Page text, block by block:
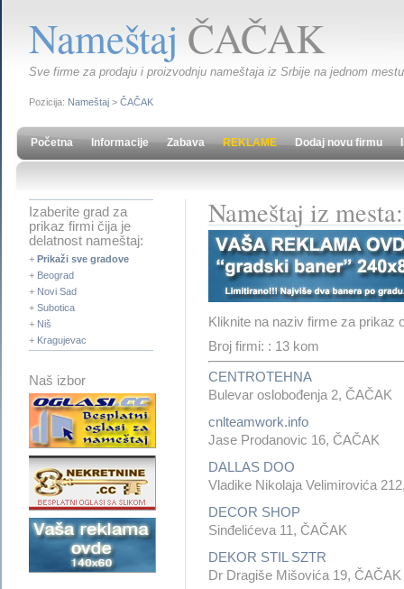
Nameštaj ČAČAK
Sve firme za prodaju i proizvodnju nameštaja iz Srbije na jednom
Pozicija: Nameštaj > ČAČAK
Početna Informacije Zabava REKLAME Dodaj novu firmu
Izaberite grad za
prikaz firmi čija je
delatnost nameštaj:
+ Prikaži sve gradove
+ Beograd
+ Novi Sad
+ Subotica
+ Niš
+ Kragujevac
Naš izbor
Nameštaj iz
Kliknite na naziv firme za prikaz
Broj firmi: : 13 kom
CENTROTEHNA
Bulevar oslobođenja 2, ČAČAK
cnlteamwork.info
Jase Prodanovic 16, ČAČAK
DALLAS DOO
Vladike Nikolaja Velimirovića
DECOR SHOP
Sinđelićeva 11, ČAČAK
DEKOR STIL SZTR
Dr Dragiše Mišovića 19, ČAČAK